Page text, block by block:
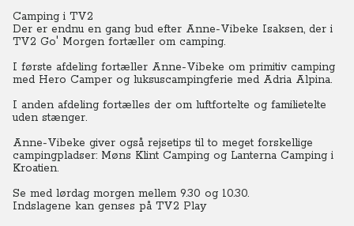
Camping i TV2
Der er endnu en gang bud efter Anne-Vibeke Isaksen, der i
TV2 Go' Morgen fortæller om camping.
I første afdeling fortæller Anne-Vibeke om primitiv camping
med Hero Camper og luksuscampingferie med Adria Alpina.
I anden afdeling fortælles der om luftfortelte og familietelte
uden stænger.
Anne-Vibeke giver også rejsetips til to meget forskellige
campingpladser: Møns Klint Camping og Lanterna Camping i
Kroatien.
Se med lørdag morgen mellem 9.30 og 10.30.
Indslagene kan genses på TV2 Play